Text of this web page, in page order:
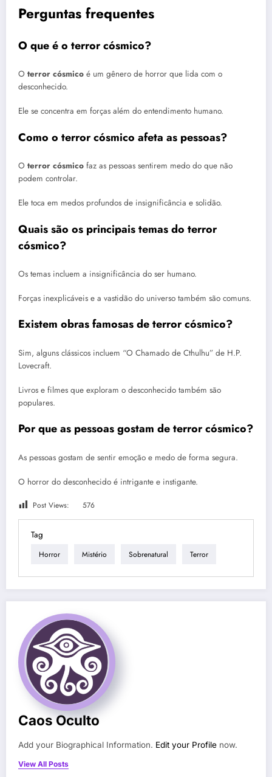
Perguntas frequentes
O que é o terror cósmico?
O terror cósmico é um gênero de horror que lida com o
desconhecido.
Ele se concentra em forças além do entendimento humano.
Como o terror cósmico afeta as pessoas?
O terror cósmico faz as pessoas sentirem medo do que não
podem controlar.
Ele toca em medos profundos de insignificância e solidão.
Quais são os principais temas do terror
cósmico?
Os temas incluem a insignificância do ser humano.
Forças inexplicáveis e a vastidão do universo também são comuns.
Existem obras famosas de terror cósmico?
Sim, alguns clássicos incluem “O Chamado de Cthulhu” de H.P.
Lovecraft.
Livros e filmes que exploram o desconhecido também são
populares.
Por que as pessoas gostam de terror cósmico?
As pessoas gostam de sentir emoção e medo de forma segura.
O horror do desconhecido é intrigante e instigante.
Post Views: 576
Tag
Horror Mistério Sobrenatural Terror
Caos Oculto
Add your Biographical Information. Edit your Profile now.
View All Posts